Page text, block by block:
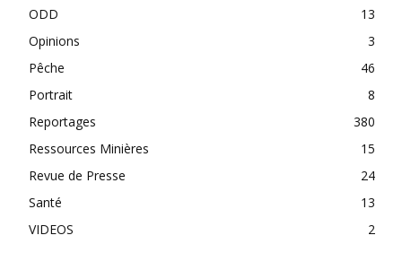
ODD
13
Opinions
3
Pêche
46
Portrait
8
Reportages
380
Ressources Minières
15
Revue de Presse
24
Santé
13
VIDEOS
2